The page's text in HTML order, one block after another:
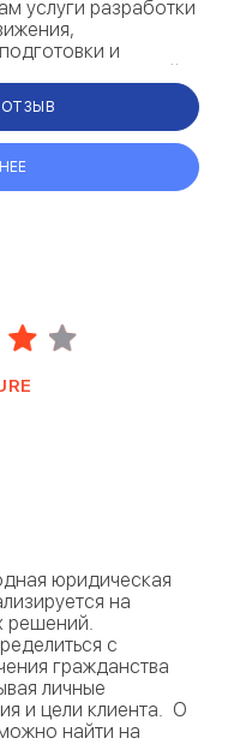
услуги разработки
и
стратегий....
юридическая
на
решений.
с
гражданства
личные
и цели клиента. О
найти на